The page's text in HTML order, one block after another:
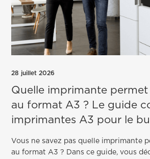
28 juillet 2026
Quelle imprimante
au format A3 ? Le guide
imprimantes A3 pour le
Vous ne savez pas quelle imprimante
au format A3 ? Dans ce guide, vous